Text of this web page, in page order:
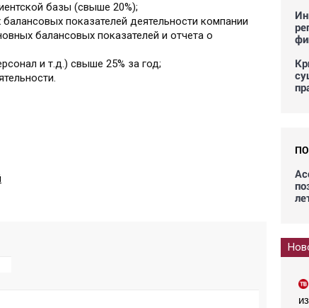
базы (свыше 20%);
показателей деятельности компании
балансовых показателей и отчета о
и т.д.) свыше 25% за год;